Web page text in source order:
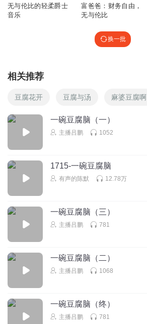
无与伦比的轻柔爵士
音乐
富爸爸：财务自由，
无与伦比
换一批
相关推荐
豆腐花开 豆腐与汤 麻婆豆腐啊
一碗豆腐脑（一）
主播吕鹏 1052
1715-一碗豆腐脑
有声的陈默 12.78万
一碗豆腐脑（三）
主播吕鹏 781
一碗豆腐脑（二）
主播吕鹏 1068
一碗豆腐脑（终）
主播吕鹏 781